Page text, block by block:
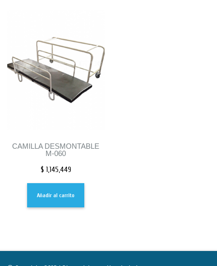
CAMILLA DESMONTABLE
M-060
$ 1,145,449
Añadir al carrito